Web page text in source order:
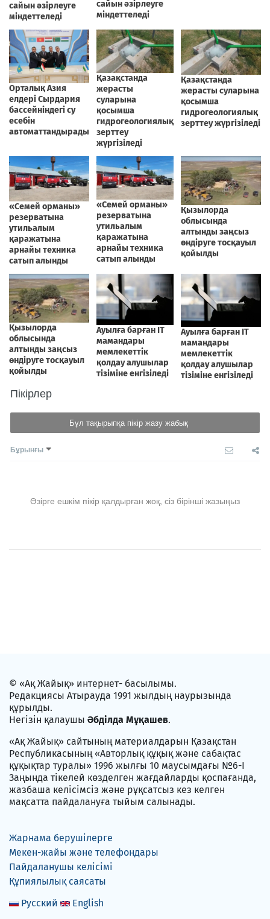
Пікірлер
Бұл тақырыпқа пікір жазу жабық
Бұрынғы
Әзірге ешкім пікір қалдырған жоқ, сіз бірінші жазыңыз
© «Ақ Жайық» интернет- басылымы.
Редакциясы Атырауда 1991 жылдың наурызында
құрылды.
Негізін қалаушы Әбділда Мұқашев.
«Ақ Жайық» сайтының материалдарын Қазақстан
Республикасының «Авторлық құқық және сабақтас
құқықтар туралы» 1996 жылғы 10 маусымдағы №6-I
Заңында тікелей көзделген жағдайларды қоспағанда,
жазбаша келісімсіз және рұқсатсыз кез келген
мақсатта пайдалануға тыйым салынады.
Жарнама берушілерге
Мекен-жайы және телефондары
Пайдаланушы келісімі
Құпиялылық саясаты
Русский
English